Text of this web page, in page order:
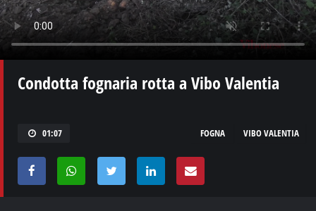
Condotta fognaria rotta a Vibo Valentia
01:07 VIBO VALENTIA
FOGNA